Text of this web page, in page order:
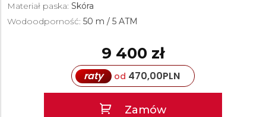
Materiał paska: Skóra
Wodoodporność: 50 m / 5 ATM
9 400 zł
raty od 470,00PLN
Zamów